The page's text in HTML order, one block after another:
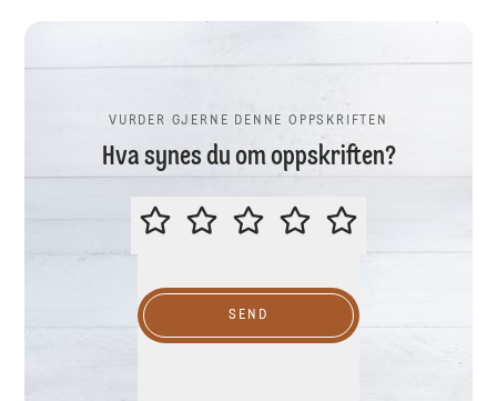
VURDER GJERNE DENNE OPPSKRIFTEN
Hva synes du om oppskriften?
VURDER GJERNE DENNE
SEND